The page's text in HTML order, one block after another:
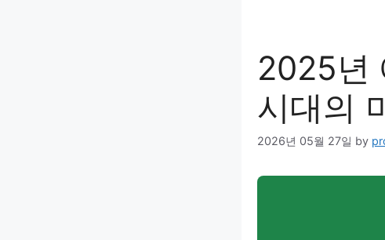
2025년
시대의
2026년 05월 27일 by